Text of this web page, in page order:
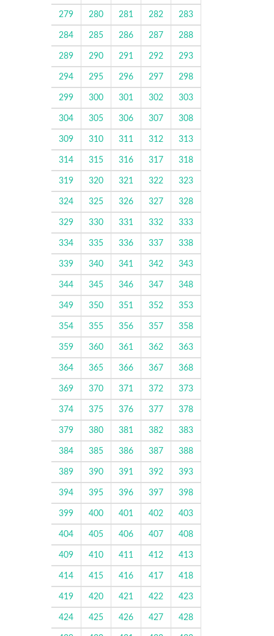
279 280 281 282 283
284 285 286 287 288
289 290 291 292 293
294 295 296 297 298
299 300 301 302 303
304 305 306 307 308
309 310 311 312 313
314 315 316 317 318
319 320 321 322 323
324 325 326 327 328
329 330 331 332 333
334 335 336 337 338
339 340 341 342 343
344 345 346 347 348
349 350 351 352 353
354 355 356 357 358
359 360 361 362 363
364 365 366 367 368
369 370 371 372 373
374 375 376 377 378
379 380 381 382 383
384 385 386 387 388
389 390 391 392 393
394 395 396 397 398
399 400 401 402 403
404 405 406 407 408
409 410 411 412 413
414 415 416 417 418
419 420 421 422 423
424 425 426 427 428